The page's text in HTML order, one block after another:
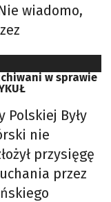
wiadomo,
w sprawie
Polskiej Były
nie
przysięgę
przez